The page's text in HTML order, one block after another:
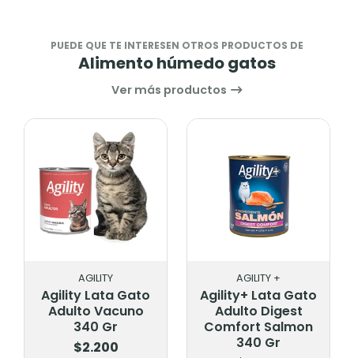
PUEDE QUE TE INTERESEN OTROS PRODUCTOS DE
Alimento húmedo gatos
Ver más productos
AGILITY
Agility Lata Gato
Adulto Vacuno
340 Gr
$2.200
AGILITY +
Agility+ Lata Gato
Adulto Digest
Comfort Salmon
340 Gr